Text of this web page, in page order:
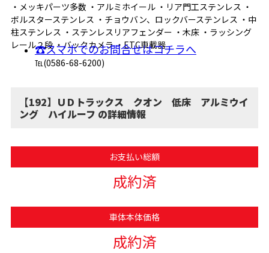
・メッキパーツ多数 ・アルミホイール ・リア門工ステンレス ・
ボルスターステンレス ・チョウバン、ロックバーステンレス ・中
柱ステンレス ・ステンレスリアフェンダー ・木床 ・ラッシング
レール２段 ・バックカメラ ・ETC車載器
☎スマホでのお問合せはコチラへ
℡(0586-68-6200)
【192】ＵＤトラックス クオン 低床 アルミウイ
ング ハイルーフ の詳細情報
お支払い総額
成約済
車体本体価格
成約済